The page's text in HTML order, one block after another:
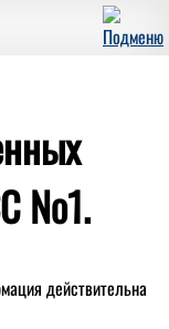
№1.
действительна